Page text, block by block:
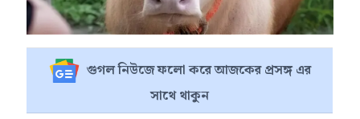
গুগল নিউজে ফলো করে আজকের প্রসঙ্গ এর
সাথে থাকুন